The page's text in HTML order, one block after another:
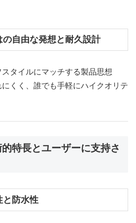
自由な発想と耐久設計
スタイルにマッチする製品思想
にくく、誰でも手軽にハイクオリテ
特長とユーザーに支持さ
と防水性